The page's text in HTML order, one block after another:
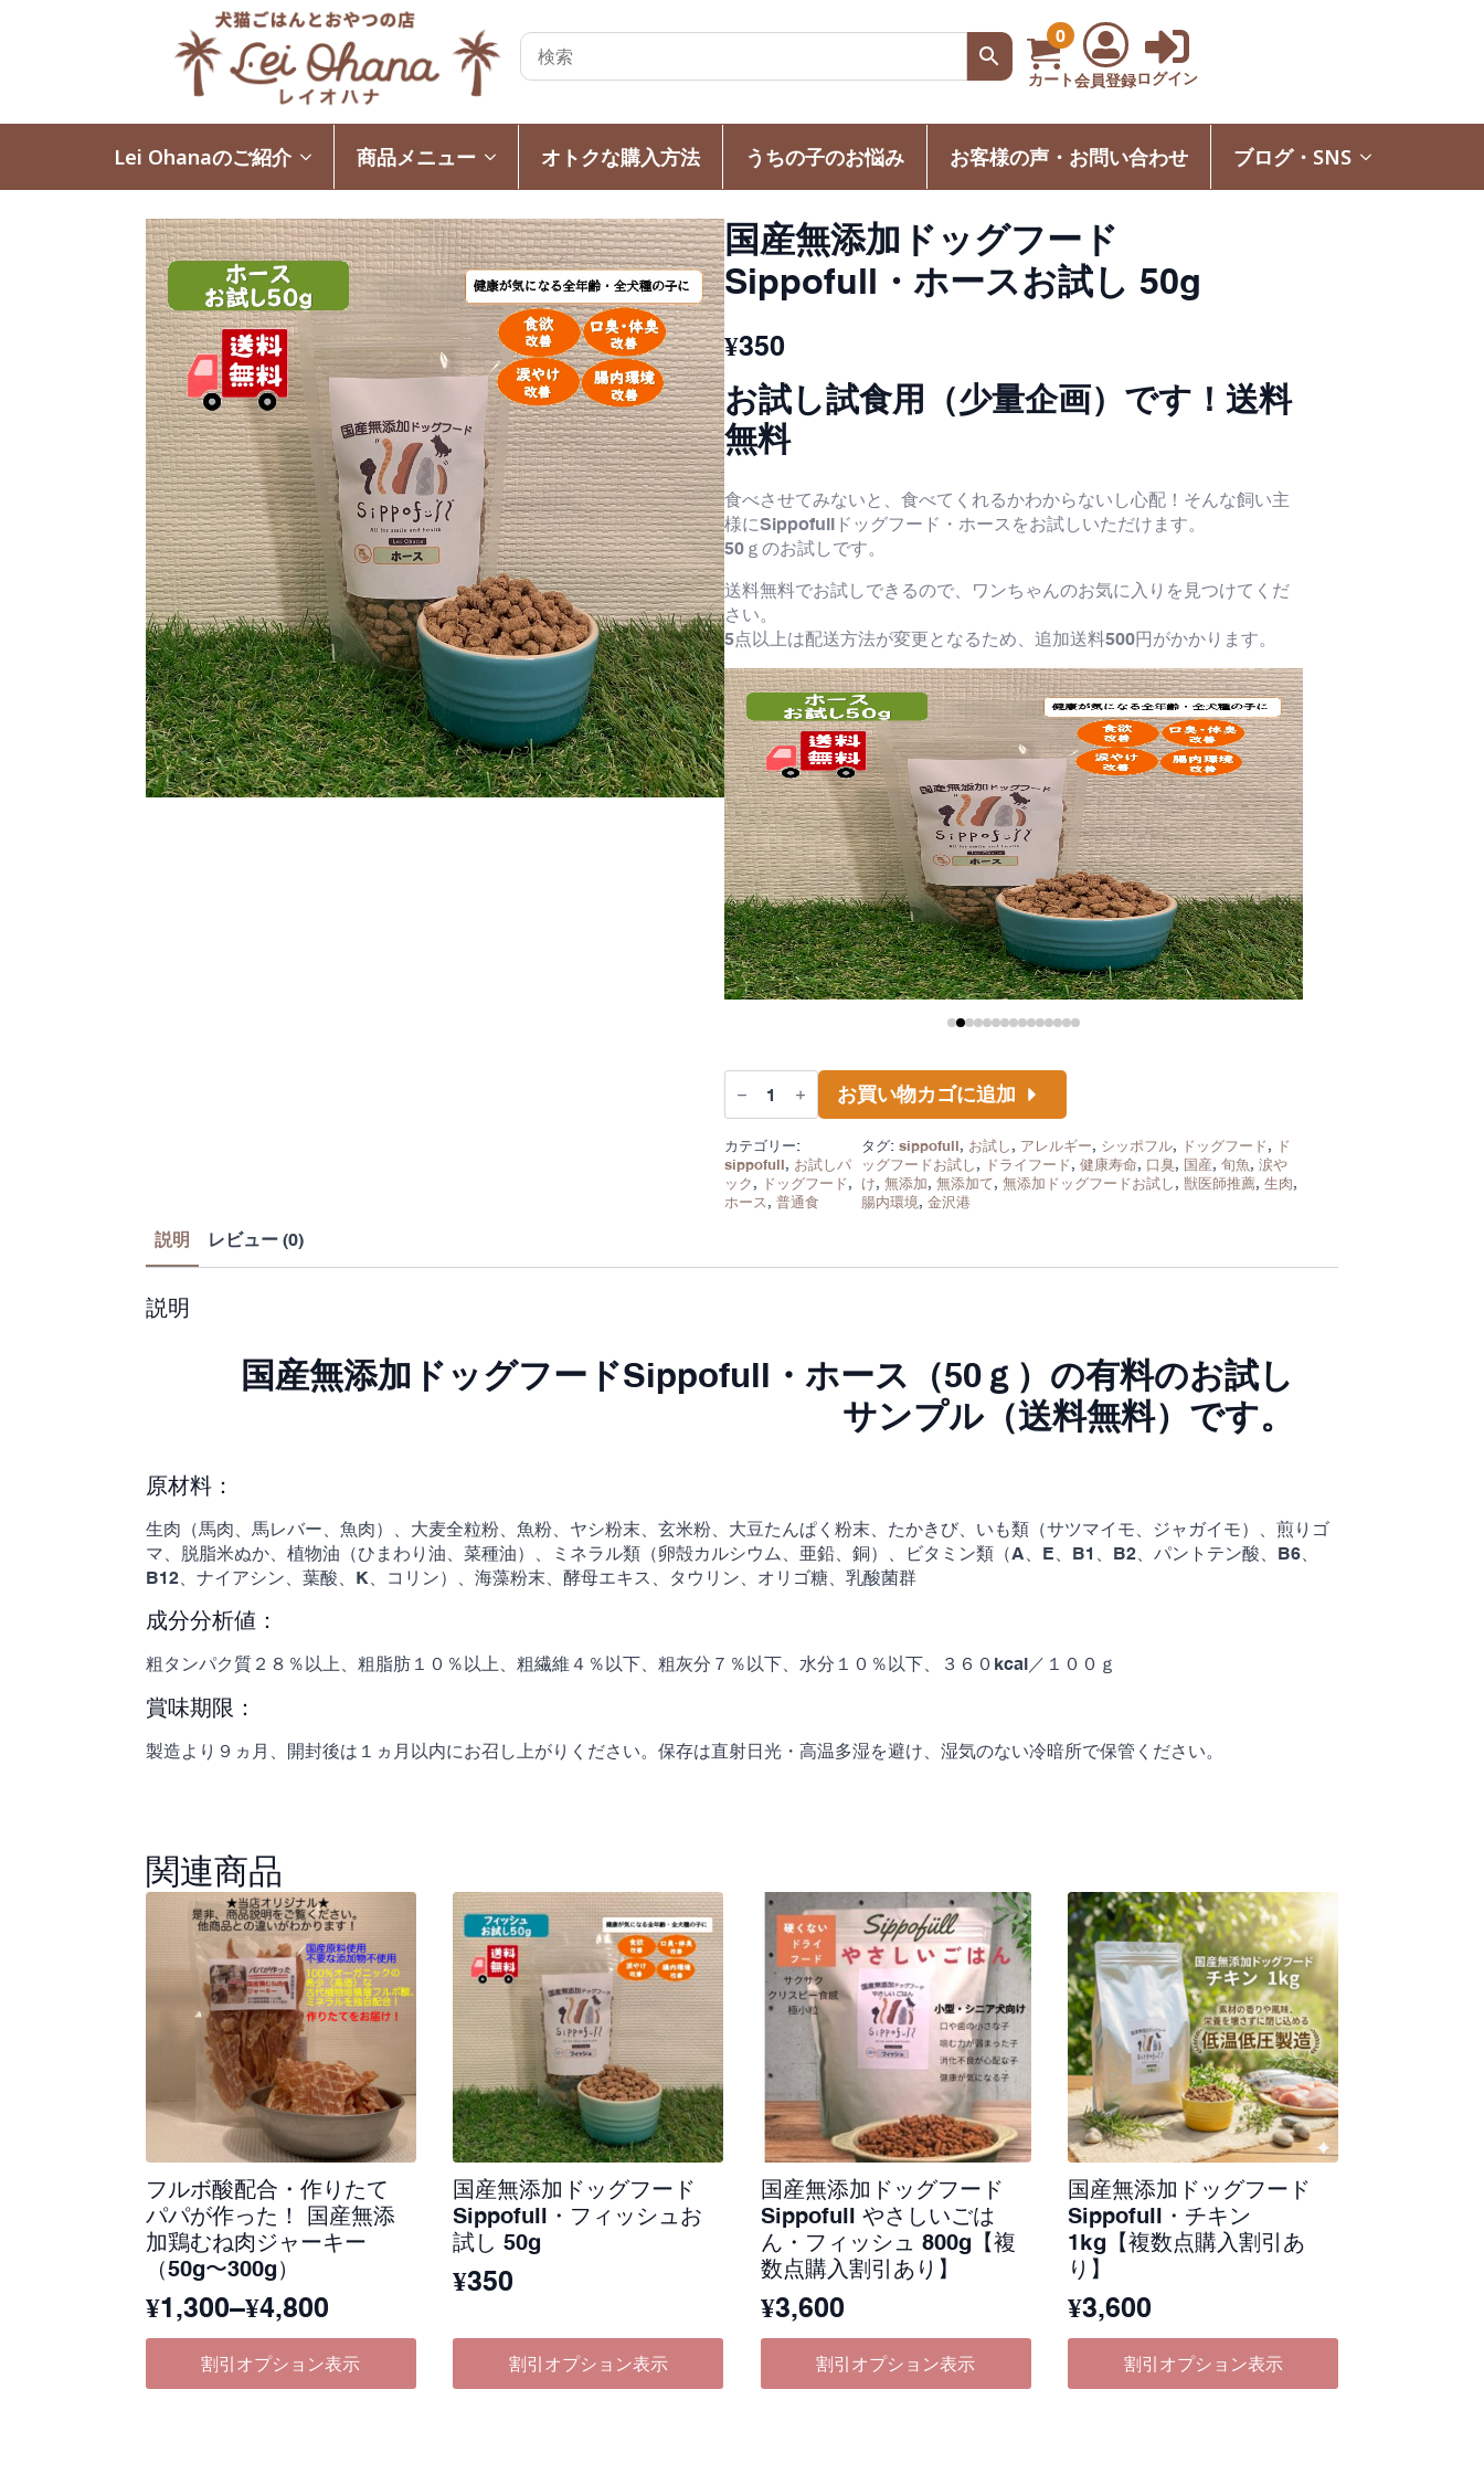
0
カート会員登録ログイン
Lei Ohanaのご紹介 商品メニュー オトクな購入方法 うちの子のお悩み お客様の声・お問い合わせ ブログ・SNS
国産無添加ドッグフード
Sippofull・ホースお試し 50g
¥350
お試し試食用（少量企画）です！送料
無料
食べさせてみないと、食べてくれるかわからないし心配！そんな飼い主
様にSippofullドッグフード・ホースをお試しいただけます。
50ｇのお試しです。
送料無料でお試しできるので、ワンちゃんのお気に入りを見つけてくだ
さい。
5点以上は配送方法が変更となるため、追加送料500円がかかります。
国
産
無
加
ド
ッ
グ
Sippofull・
試
し
お買い物カゴに追加
カテゴリー:
sippofull, お試しパ
ック, ドッグフード,
ホース, 普通食
タグ: sippofull, お試し, アレルギー, シッポフル, ドッグフード, ド
ッグフードお試し, ドライフード, 健康寿命, 口臭, 国産, 旬魚, 涙や
け, 無添加, 無添加て, 無添加ドッグフードお試し, 獣医師推薦, 生肉,
腸内環境, 金沢港
説明 レビュー (0)
説明
国産無添加ドッグフードSippofull・ホース（50ｇ）の有料のお試し
サンプル（送料無料）です。
原材料：
生肉（馬肉、馬レバー、魚肉）、大麦全粒粉、魚粉、ヤシ粉末、玄米粉、大豆たんぱく粉末、たかきび、いも類（サツマイモ、ジャガイモ）、煎りゴ
マ、脱脂米ぬか、植物油（ひまわり油、菜種油）、ミネラル類（卵殻カルシウム、亜鉛、銅）、ビタミン類（A、E、B1、B2、パントテン酸、B6、
B12、ナイアシン、葉酸、K、コリン）、海藻粉末、酵母エキス、タウリン、オリゴ糖、乳酸菌群
成分分析値：
粗タンパク質２８％以上、粗脂肪１０％以上、粗繊維４％以下、粗灰分７％以下、水分１０％以下、３６０kcal／１００ｇ
賞味期限：
製造より９ヵ月、開封後は１ヵ月以内にお召し上がりください。保存は直射日光・高温多湿を避け、湿気のない冷暗所で保管ください。
関連商品
フルボ酸配合・作りたて
パパが作った！ 国産無添
加鶏むね肉ジャーキー
（50g〜300g）
¥1,300–¥4,800
価
帯:
割引オプション表示
国産無添加ドッグフード
Sippofull・フィッシュお
試し 50g
¥350
割引オプション表示
国産無添加ドッグフード
Sippofull やさしいごは
ん・フィッシュ 800g【複
数点購入割引あり】
¥3,600
割引オプション表示
国産無添加ドッグフード
Sippofull・チキン
1kg【複数点購入割引あ
り】
¥3,600
割引オプション表示